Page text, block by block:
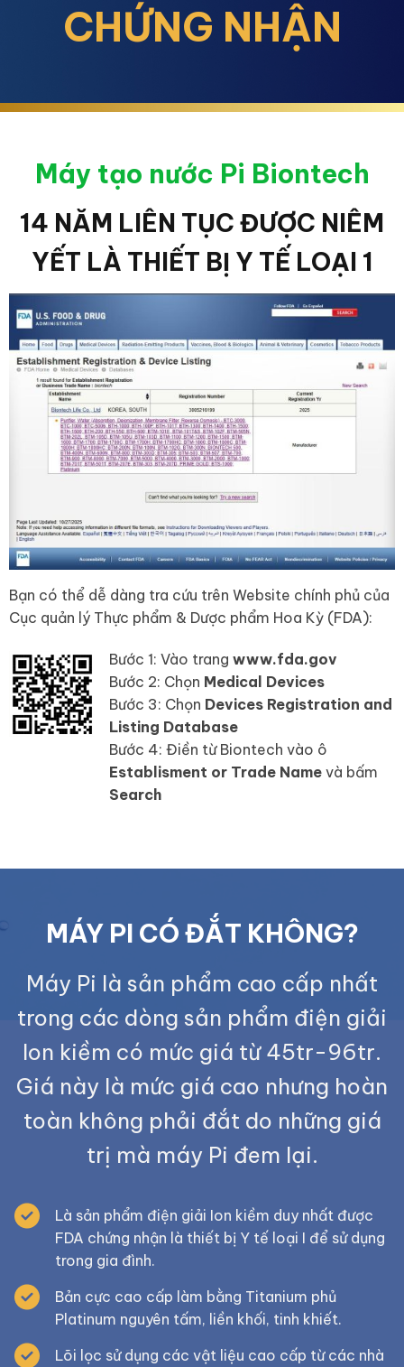
CHỨNG NHẬN
Máy tạo nước Pi Biontech
14 NĂM LIÊN TỤC ĐƯỢC NIÊM
YẾT LÀ THIẾT BỊ Y TẾ LOẠI 1
Bạn có thể dễ dàng tra cứu trên Website chính phủ của
Cục quản lý Thực phẩm & Dược phẩm Hoa Kỳ (FDA):
Bước 1: Vào trang www.fda.gov
Bước 2: Chọn Medical Devices
Bước 3: Chọn Devices Registration and
Listing Database
Bước 4: Điền từ Biontech vào ô
Establisment or Trade Namevà bấm
Search
MÁY PI CÓ ĐẮT KHÔNG?
Máy Pi là sản phẩm cao cấp nhất
trong các dòng sản phẩm điện giải
Ion kiềm có mức giá từ 45tr-96tr.
Giá này là mức giá cao nhưng hoàn
toàn không phải đắt do những giá
trị mà máy Pi đem lại.
Là sản phẩm điện giải Ion kiềm duy nhất được
FDA chứng nhận là thiết bị Y tế loại I để sử dụng
trong gia đình.
Bản cực cao cấp làm bằng Titanium phủ
Platinum nguyên tấm, liền khối, tinh khiết.
Lõi lọc sử dụng các vật liệu cao cấp từ các nhà